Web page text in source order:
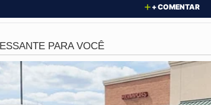
adolescente de 17 anos
. Devido à força do
no local. Não satisfeito com o estado da
no rosto, enquanto proferia ameaças
+ COMENTAR